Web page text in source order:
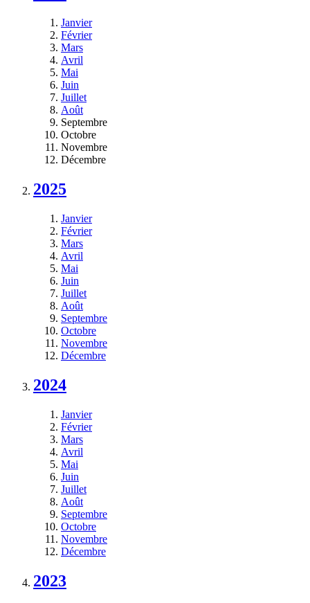
Janvier
Février
Mars
Avril
Mai
Juin
Juillet
Août
Septembre
Octobre
Novembre
Décembre
2025
Janvier
Février
Mars
Avril
Mai
Juin
Juillet
Août
Septembre
Octobre
Novembre
Décembre
2024
Janvier
Février
Mars
Avril
Mai
Juin
Juillet
Août
Septembre
Octobre
Novembre
Décembre
2023